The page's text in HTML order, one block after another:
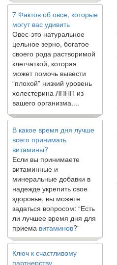
7 Фактов об овсе, которые
могут вас удивить
Овес-это натуральное
цельное зерно, богатое
своего рода растворимой
клетчаткой, которая
может помочь вывести
“плохой” низкий уровень
холестерина ЛПНП из
вашего организма....
В какое время дня лучше
всего принимать
витамины?
Если вы принимаете
витаминные и
минеральные добавки в
надежде укрепить свое
здоровье, вы можете
задаться вопросом: “Есть
ли лучшее время дня для
приемавитаминов?”
Ключ к счастливому
партнерству